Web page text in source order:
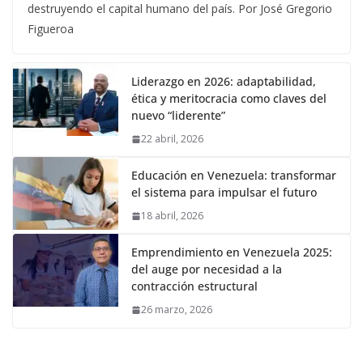
destruyendo el capital humano del país. Por José Gregorio
Figueroa
Liderazgo en 2026: adaptabilidad,
ética y meritocracia como claves del
nuevo “liderente”
22 abril, 2026
Educación en Venezuela: transformar
el sistema para impulsar el futuro
18 abril, 2026
Emprendimiento en Venezuela 2025:
del auge por necesidad a la
contracción estructural
26 marzo, 2026